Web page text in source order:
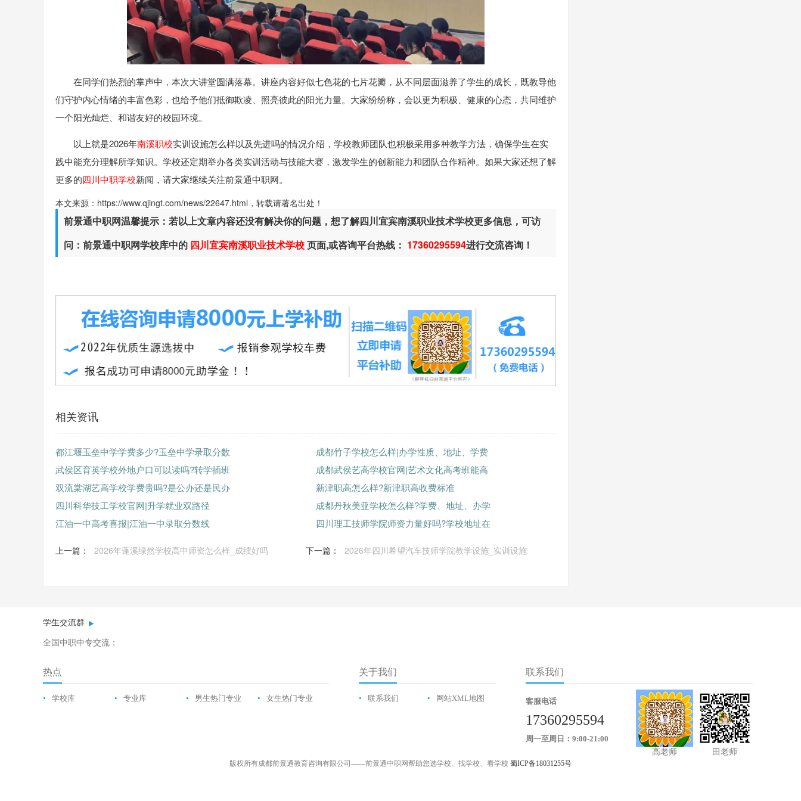
在同学们热烈的掌声中，本次大讲堂圆满落幕。讲座内容好似七色花的七片花瓣，从不同层面滋养了学生的成长，既教导他
们守护内心情绪的丰富色彩，也给予他们抵御欺凌、照亮彼此的阳光力量。大家纷纷称，会以更为积极、健康的心态，共同维护
一个阳光灿烂、和谐友好的校园环境。
以上就是2026年南溪职校实训设施怎么样以及先进吗的情况介绍，学校教师团队也积极采用多种教学方法，确保学生在实
践中能充分理解所学知识。学校还定期举办各类实训活动与技能大赛，激发学生的创新能力和团队合作精神。如果大家还想了解
更多的四川中职学校新闻，请大家继续关注前景通中职网。
本文来源：https://www.qjingt.com/news/22647.html，转载请著名出处！
前景通中职网温馨提示：若以上文章内容还没有解决你的问题，想了解四川宜宾南溪职业技术学校更多信息，可访
问：前景通中职网学校库中的 四川宜宾南溪职业技术学校页面,或咨询平台热线： 17360295594进行交流咨询！
相关资讯
都江堰玉垒中学学费多少?玉垒中学录取分数
成都竹子学校怎么样|办学性质、地址、学费
武侯区育英学校外地户口可以读吗?转学插班
成都武侯艺高学校官网|艺术文化高考班能高
双流棠湖艺高学校学费贵吗?是公办还是民办
新津职高怎么样?新津职高收费标准
四川科华技工学校官网|升学就业双路径
成都丹秋美亚学校怎么样?学费、地址、办学
江油一中高考喜报|江油一中录取分数线
四川理工技师学院师资力量好吗?学校地址在
上一篇： 2026年蓬溪绿然学校高中师资怎么样_成绩好吗 下一篇： 2026年四川希望汽车技师学院教学设施_实训设施
学生交流群
全国中职中专交流：
热点
• 学校库 • 专业库 • 男生热门专业 • 女生热门专业
关于我们
• 联系我们 • 网站XML地图
联系我们
客服电话
17360295594
周一至周日：9:00-21:00
高老师
田老师
版权所有成都前景通教育咨询有限公司——前景通中职网帮助您选学校、找学校、看学校 蜀ICP备18031255号